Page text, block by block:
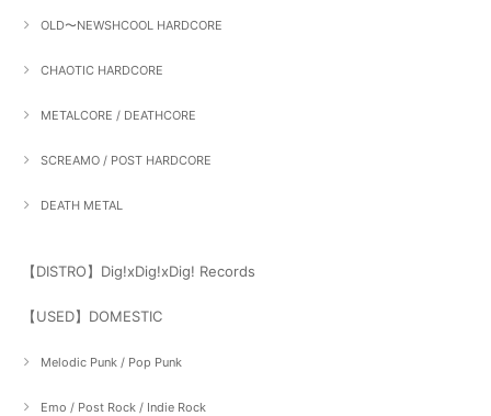
OLD〜NEWSHCOOL HARDCORE
CHAOTIC HARDCORE
METALCORE / DEATHCORE
SCREAMO / POST HARDCORE
DEATH METAL
【DISTRO】Dig!xDig!xDig! Records
【USED】DOMESTIC
Melodic Punk / Pop Punk
Emo / Post Rock / Indie Rock